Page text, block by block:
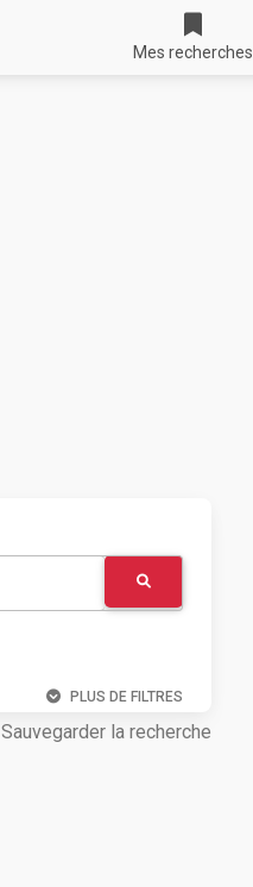
Mes recherches
PLUS DE FILTRES
Sauvegarder la recherche